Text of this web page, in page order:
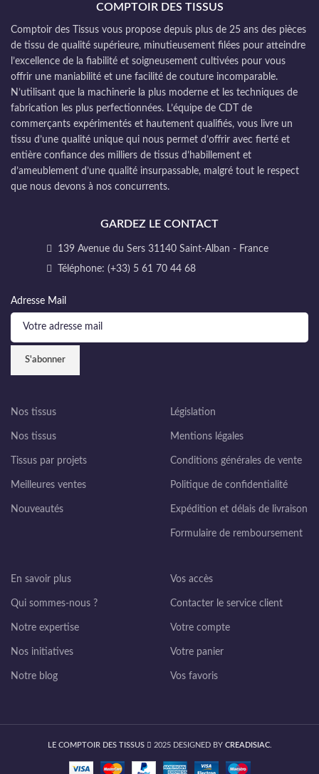
COMPTOIR DES TISSUS
Comptoir des Tissus vous propose depuis plus de 25 ans des pièces
de tissu de qualité supérieure, minutieusement filées pour atteindre
l’excellence de la fiabilité et soigneusement cultivées pour vous
offrir une maniabilité et une facilité de couture incomparable.
N’utilisant que la machinerie la plus moderne et les techniques de
fabrication les plus perfectionnées. L’équipe de CDT de
commerçants expérimentés et hautement qualifiés, vous livre un
tissu d’une qualité unique qui nous permet d’offrir avec fierté et
entière confiance des milliers de tissus d’habillement et
d’ameublement d’une qualité insurpassable, malgré tout le respect
que nous devons à nos concurrents.
GARDEZ LE CONTACT
139 Avenue du Sers 31140 Saint-Alban - France
Téléphone: (+33) 5 61 70 44 68
Adresse Mail
Nos tissus
Nos tissus
Tissus par projets
Meilleures ventes
Nouveautés
Législation
Mentions légales
Conditions générales de vente
Politique de confidentialité
Expédition et délais de livraison
Formulaire de remboursement
En savoir plus
Qui sommes-nous ?
Notre expertise
Nos initiatives
Notre blog
Vos accès
Contacter le service client
Votre compte
Votre panier
Vos favoris
LE COMPTOIR DES TISSUS 2025 DESIGNED BY CREADISIAC.